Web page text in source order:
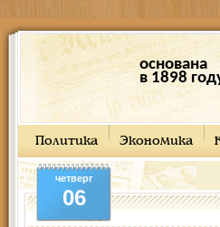
основана
в 1898
Политика Экономика
четверг
06